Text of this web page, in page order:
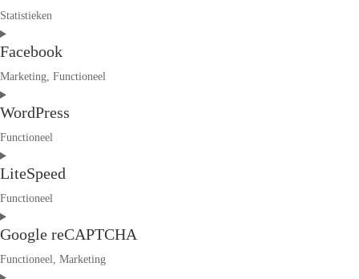
service
sourcebuster-
js
Statistieken
Consent
to
service
pixelyoursite
Facebook
Marketing, Functioneel
Consent
to
service
facebook
WordPress
Functioneel
Consent
service
wordpress
LiteSpeed
Functioneel
Consent
to
service
litespeed
Google reCAPTCHA
Functioneel, Marketing